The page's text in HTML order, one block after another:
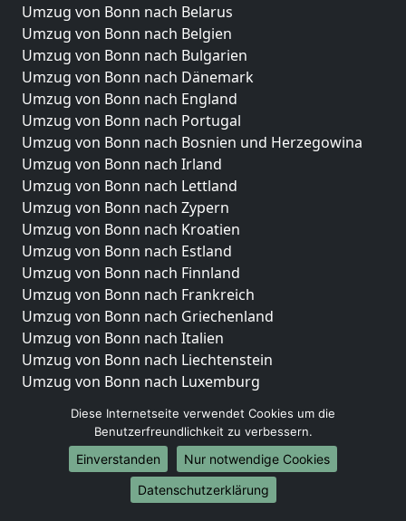
Umzug von Bonn nach Belarus
Umzug von Bonn nach Belgien
Umzug von Bonn nach Bulgarien
Umzug von Bonn nach Dänemark
Umzug von Bonn nach England
Umzug von Bonn nach Portugal
Umzug von Bonn nach Bosnien und Herzegowina
Umzug von Bonn nach Irland
Umzug von Bonn nach Lettland
Umzug von Bonn nach Zypern
Umzug von Bonn nach Kroatien
Umzug von Bonn nach Estland
Umzug von Bonn nach Finnland
Umzug von Bonn nach Frankreich
Umzug von Bonn nach Griechenland
Umzug von Bonn nach Italien
Umzug von Bonn nach Liechtenstein
Umzug von Bonn nach Luxemburg
Umzug von Bonn nach Norwegen
Umzüge-Deutschlandweit
Umzug von Bonn nach Berlin
Diese Internetseite verwendet Cookies um die
Benutzerfreundlichkeit zu verbessern.
Einverstanden
Nur notwendige Cookies
Datenschutzerklärung